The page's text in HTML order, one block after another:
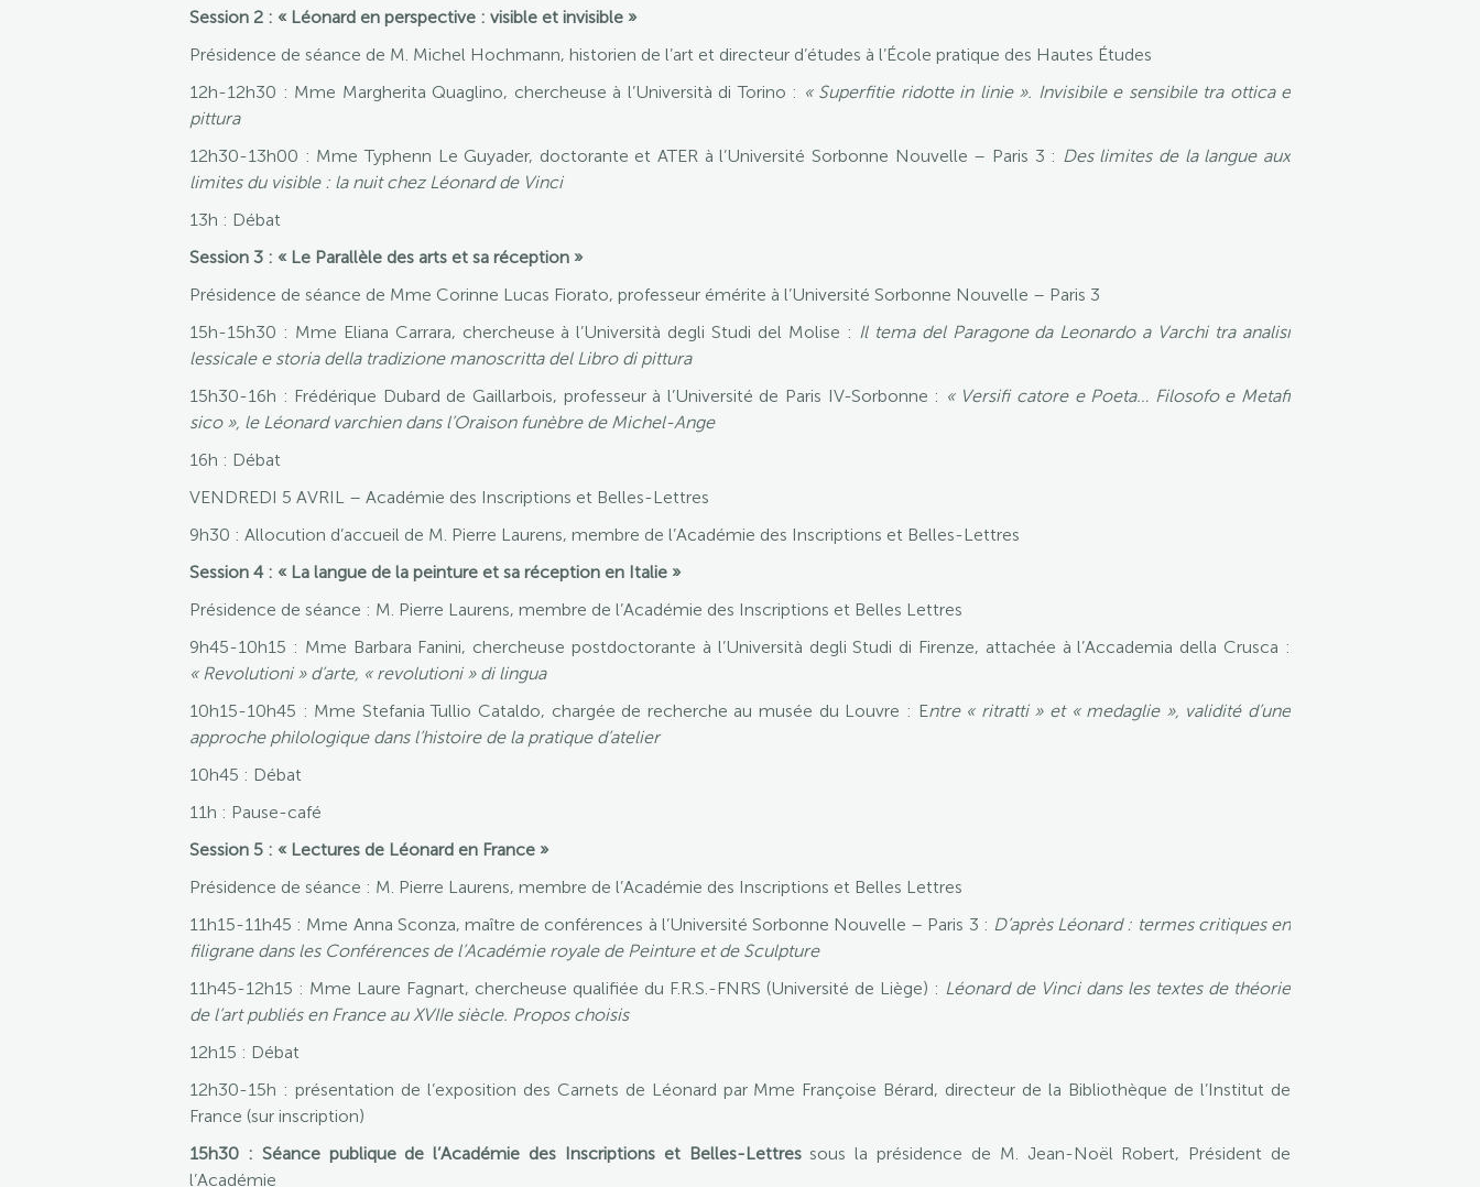
Session 2 : « Léonard en perspective : visible et invisible »
Présidence de séance de M. Michel Hochmann, historien de l’art et directeur d’études à l’École pratique des Hautes Études
12h-12h30 : Mme Margherita Quaglino, chercheuse à l’Università di Torino : « Superfitie ridotte in linie ». Invisibile e sensibile tra ottica e
pittura
12h30-13h00 : Mme Typhenn Le Guyader, doctorante et ATER à l’Université Sorbonne Nouvelle – Paris 3 : Des limites de la langue aux
limites du visible : la nuit chez Léonard de Vinci
13h : Débat
Session 3 : « Le Parallèle des arts et sa réception »
Présidence de séance de Mme Corinne Lucas Fiorato, professeur émérite à l’Université Sorbonne Nouvelle – Paris 3
15h-15h30 : Mme Eliana Carrara, chercheuse à l’Università degli Studi del Molise : Il tema del Paragone da Leonardo a Varchi tra analisi
lessicale e storia della tradizione manoscritta del Libro di pittura
15h30-16h : Frédérique Dubard de Gaillarbois, professeur à l’Université de Paris IV-Sorbonne : « Versifi catore e Poeta… Filosofo e Metafi
sico », le Léonard varchien dans l’Oraison funèbre de Michel-Ange
16h : Débat
VENDREDI 5 AVRIL – Académie des Inscriptions et Belles-Lettres
9h30 : Allocution d’accueil de M. Pierre Laurens, membre de l’Académie des Inscriptions et Belles-Lettres
Session 4 : « La langue de la peinture et sa réception en Italie »
Présidence de séance : M. Pierre Laurens, membre de l’Académie des Inscriptions et Belles Lettres
9h45-10h15 : Mme Barbara Fanini, chercheuse postdoctorante à l’Università degli Studi di Firenze, attachée à l’Accademia della Crusca :
« Revolutioni » d’arte, « revolutioni » di lingua
10h15-10h45 : Mme Stefania Tullio Cataldo, chargée de recherche au musée du Louvre : Entre « ritratti » et « medaglie », validité d’une
approche philologique dans l’histoire de la pratique d’atelier
10h45 : Débat
11h : Pause-café
Session 5 : « Lectures de Léonard en France »
Présidence de séance : M. Pierre Laurens, membre de l’Académie des Inscriptions et Belles Lettres
11h15-11h45 : Mme Anna Sconza, maître de conférences à l’Université Sorbonne Nouvelle – Paris 3 : D’après Léonard : termes critiques en
filigrane dans les Conférences de l’Académie royale de Peinture et de Sculpture
11h45-12h15 : Mme Laure Fagnart, chercheuse qualifiée du F.R.S.-FNRS (Université de Liège) : Léonard de Vinci dans les textes de théorie
de l’art publiés en France au XVIIe siècle. Propos choisis
12h15 : Débat
12h30-15h : présentation de l’exposition des Carnets de Léonard par Mme Françoise Bérard, directeur de la Bibliothèque de l’Institut de
France (sur inscription)
15h30 : Séance publique de l’Académie des Inscriptions et Belles-Lettressous la présidence de M. Jean-Noël Robert, Président de
l’Académie